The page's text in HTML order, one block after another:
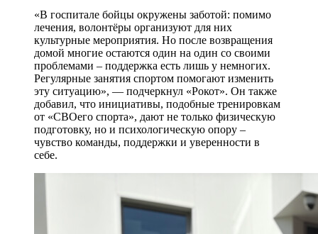
«В госпитале бойцы окружены заботой: помимо
лечения, волонтёры организуют для них
культурные мероприятия. Но после возвращения
домой многие остаются один на один со своими
проблемами – поддержка есть лишь у немногих.
Регулярные занятия спортом помогают изменить
эту ситуацию», — подчеркнул «Рокот». Он также
добавил, что инициативы, подобные тренировкам
от «СВОего спорта», дают не только физическую
подготовку, но и психологическую опору –
чувство команды, поддержки и уверенности в
себе.